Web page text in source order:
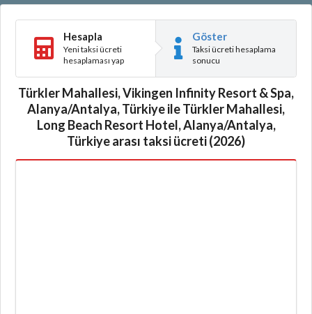
Hesapla
Yeni taksi ücreti
hesaplaması yap
Göster
Taksi ücreti hesaplama
sonucu
Türkler Mahallesi, Vikingen Infinity Resort & Spa,
Alanya/Antalya, Türkiye ile Türkler Mahallesi,
Long Beach Resort Hotel, Alanya/Antalya,
Türkiye arası taksi ücreti (2026)